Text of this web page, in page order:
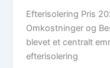
Efterisolering Pris
Omkostninger og
blevet et centralt
efterisolering